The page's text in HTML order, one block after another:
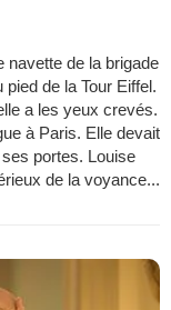
navette de la brigade
de la Tour Eiffel.
a les yeux crevés.
à Paris. Elle devait
portes. Louise
de la voyance...